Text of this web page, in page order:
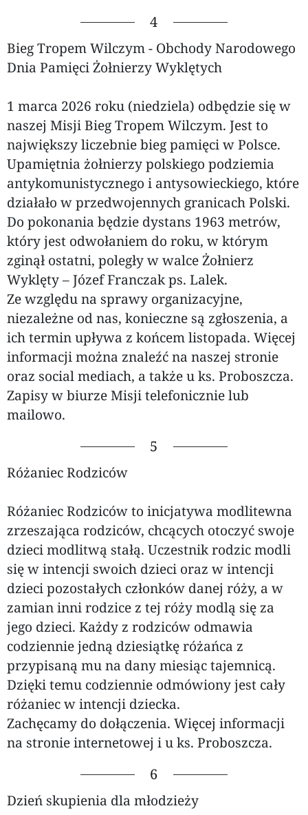
4
Bieg Tropem Wilczym - Obchody Narodowego
Dnia Pamięci Żołnierzy Wyklętych
1 marca 2026 roku (niedziela) odbędzie się w
naszej Misji Bieg Tropem Wilczym. Jest to
największy liczebnie bieg pamięci w Polsce.
Upamiętnia żołnierzy polskiego podziemia
antykomunistycznego i antysowieckiego, które
działało w przedwojennych granicach Polski.
Do pokonania będzie dystans 1963 metrów,
który jest odwołaniem do roku, w którym
zginął ostatni, poległy w walce Żołnierz
Wyklęty – Józef Franczak ps. Lalek.
Ze względu na sprawy organizacyjne,
niezależne od nas, konieczne są zgłoszenia, a
ich termin upływa z końcem listopada. Więcej
informacji można znaleźć na naszej stronie
oraz social mediach, a także u ks. Proboszcza.
Zapisy w biurze Misji telefonicznie lub
mailowo.
5
Różaniec Rodziców
Różaniec Rodziców to inicjatywa modlitewna
zrzeszająca rodziców, chcących otoczyć swoje
dzieci modlitwą stałą. Uczestnik rodzic modli
się w intencji swoich dzieci oraz w intencji
dzieci pozostałych członków danej róży, a w
zamian inni rodzice z tej róży modlą się za
jego dzieci. Każdy z rodziców odmawia
codziennie jedną dziesiątkę różańca z
przypisaną mu na dany miesiąc tajemnicą.
Dzięki temu codziennie odmówiony jest cały
różaniec w intencji dziecka.
Zachęcamy do dołączenia. Więcej informacji
na stronie internetowej i u ks. Proboszcza.
6
Dzień skupienia dla młodzieży